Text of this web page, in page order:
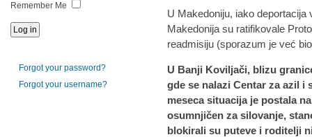
U Makedoniju, iako
Makedonija su ratifikovale
readmisiju (sporazum je već
U Banji Koviljači, blizu
gde se nalazi Centar za azil i
meseca situacija je postala
osumnjičen za silovanje,
blokirali su puteve i roditelji
Remember Me
Forgot your password?
Forgot your username?